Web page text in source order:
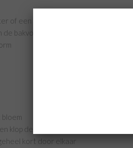
of een Nordic Ware Bundt Pan
bakvorm
klop deze in 3-4 minuten licht en luchtig
kort door elkaar